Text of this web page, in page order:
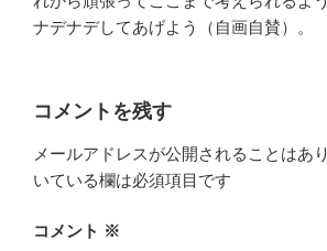
ナデナデしてあげよう（自画自賛）。
コメントを残す
メールアドレスが公開されることはあ
いている欄は必須項目です
コメント ※